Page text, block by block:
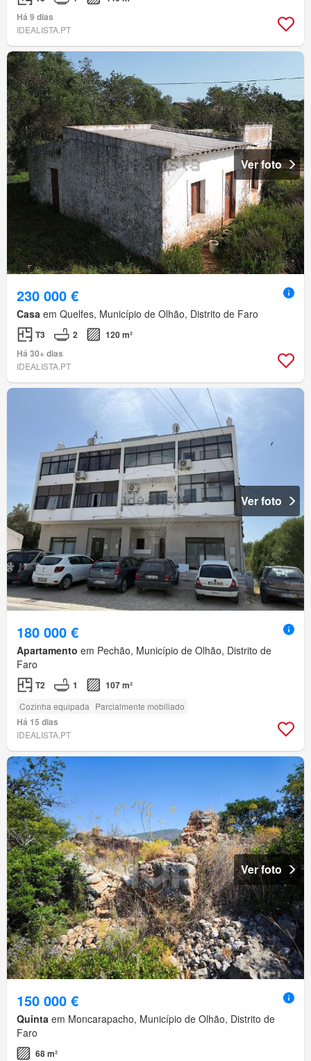
Há 9 dias
IDEALISTA.PT
Ver foto
230 000 €
Casa em Quelfes, Município de Olhão, Distrito de Faro
T3 2
120 m²
Há 30+ dias
IDEALISTA.PT
Ver foto
180 000 €
Apartamento em Pechão, Município de Olhão, Distrito de
Faro
T2 1 107 m²
Cozinha equipada Parcialmente mobiliado
Há 15 dias
IDEALISTA.PT
Ver foto
150 000 €
Quinta em Moncarapacho, Município de Olhão, Distrito de
Faro
68 m²